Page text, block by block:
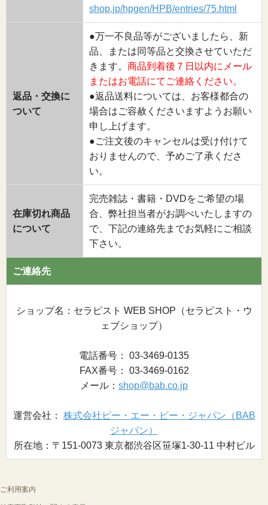
shop.jp/hpgen/HPB/entries/75.html
返品・交換に
ついて
●万一不良品等がございましたら、新
品、または同等品と交換させていただ
きます。 商品到着後７日以内にメール
またはお電話にてご連絡ください。
●返品送料については、お客様都合の
場合はご容赦くださいますようお願い
申し上げます。
●ご注文後のキャンセルは受け付けて
おりませんので、予めご了承くださ
い。
在庫切れ商品
について
完売雑誌・書籍・DVDをご希望の場
合、弊社担当者がお調べいたしますの
で、下記の連絡先までお気軽にご相談
下さい。
ご連絡先
ショップ名：セラピスト WEB SHOP（セラピスト・ウ
ェブショップ）
電話番号： 03-3469-0135
FAX番号： 03-3469-0162
メール： shop@bab.co.jp
運営会社： 株式会社ビー・エー・ビー・ジャパン（BAB
ジャパン）
所在地：〒151-0073 東京都渋谷区笹塚1-30-11 中村ビル
ご利用案内